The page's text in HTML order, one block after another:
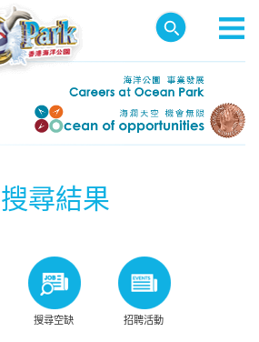
搜尋結果
搜尋空缺 招聘活動